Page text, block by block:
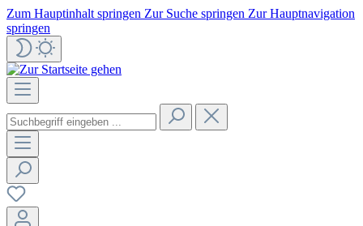
Zum Hauptinhalt springen Zur Suche springen Zur Hauptnavigation
springen